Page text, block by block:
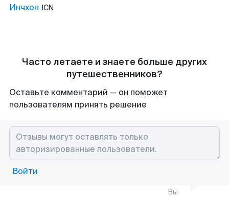
Инчхон ICN
Часто летаете и знаете больше других
путешественников?
Оставьте комментарий — он поможет
пользователям принять решение
Войти
Вы